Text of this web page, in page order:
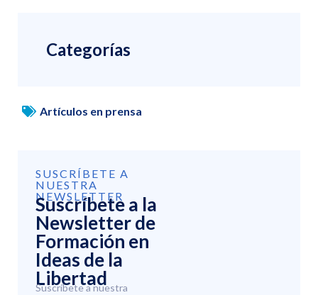
Categorías
Artículos en prensa
SUSCRÍBETE A
NUESTRA
NEWSLETTER
Suscríbete a la
Newsletter de
Formación en
Ideas de la
Libertad
Suscríbete a nuestra